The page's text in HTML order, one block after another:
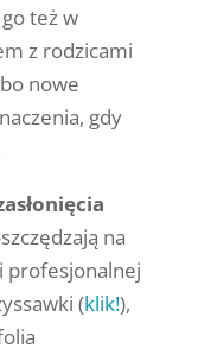
też w
z rodzicami
nowe
gdy
na
profesjonalnej
(klik!),